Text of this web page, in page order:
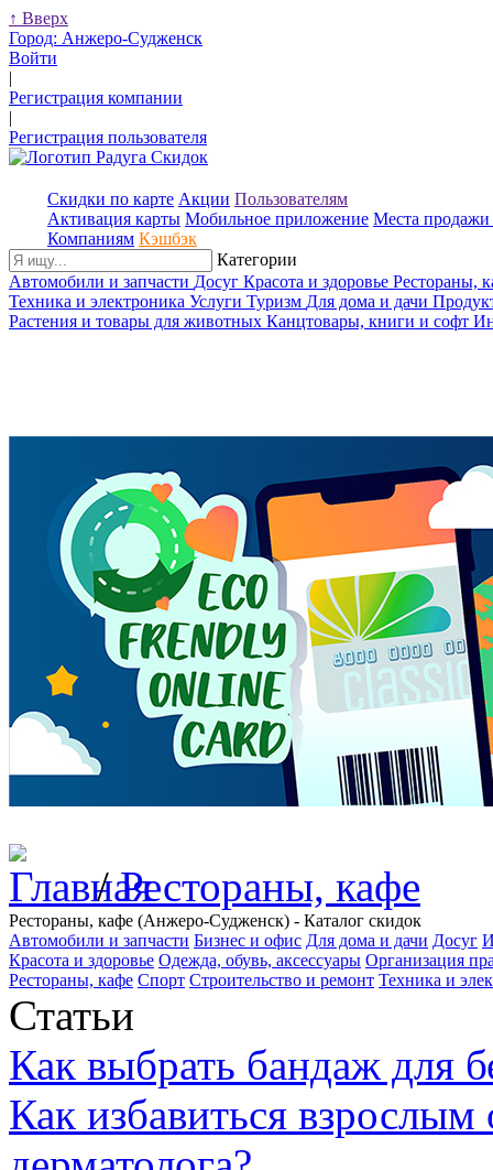
↑ Вверх
Город: Анжеро-Судженск
Войти
|
Регистрация компании
|
Регистрация пользователя
Скидки по карте Акции Пользователям
Активация карты Мобильное приложение Места продажи
Компаниям Кэшбэк
Категории
Автомобили и запчасти Досуг Красота и здоровье Рестораны,
Техника и электроника Услуги Туризм Для дома и дачи
Растения и товары для животных Канцтовары, книги и софт
/Рестораны, кафе
Рестораны, кафе (Анжеро-Судженск) - Каталог скидок
Автомобили и запчасти Бизнес и офис Для дома и дачи Досуг
Красота и здоровье Одежда, обувь, аксессуары Организация
Рестораны, кафе Спорт Строительство и ремонт Техника и
Статьи
Как выбрать бандаж для
Как избавиться